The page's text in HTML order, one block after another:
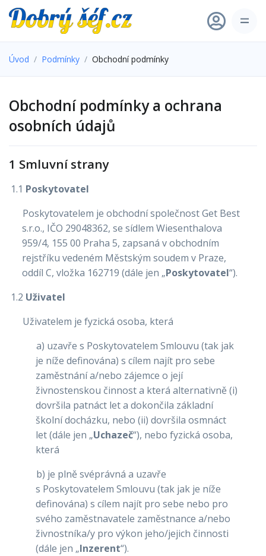
Úvod Podmínky Obchodní podmínky
Obchodní podmínky a ochrana
osobních údajů
1 Smluvní strany
1.1 Poskytovatel
Poskytovatelem je obchodní společnost Get Best
s.r.o., IČO 29048362, se sídlem Wiesenthalova
959/4, 155 00 Praha 5, zapsaná v obchodním
rejstříku vedeném Městským soudem v Praze,
oddíl C, vložka 162719 (dále jen „Poskytovatel“).
1.2 Uživatel
Uživatelem je fyzická osoba, která
a) uzavře s Poskytovatelem Smlouvu (tak jak
je níže definována) s cílem najít pro sebe
zaměstnání a/nebo zájemce o její
živnostenskou činnost a která alternativně (i)
dovršila patnáct let a dokončila základní
školní docházku, nebo (ii) dovršila osmnáct
let (dále jen „Uchazeč“), nebo fyzická osoba,
která
b) je plně svéprávná a uzavře
s Poskytovatelem Smlouvu (tak jak je níže
definována) s cílem najít pro sebe nebo pro
svého zaměstnavatele zaměstnance a/nebo
živnostníka/y pro výkon jeho/jejich činnosti
(dále jen „Inzerent“).